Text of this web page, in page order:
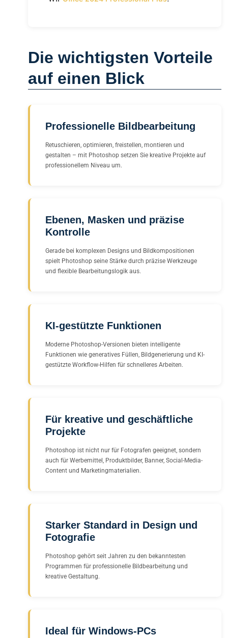
Die wichtigsten Vorteile
auf einen Blick
Professionelle Bildbearbeitung
Retuschieren, optimieren, freistellen, montieren und
gestalten – mit Photoshop setzen Sie kreative Projekte auf
professionellem Niveau um.
Ebenen, Masken und präzise
Kontrolle
Gerade bei komplexen Designs und Bildkompositionen
spielt Photoshop seine Stärke durch präzise Werkzeuge
und flexible Bearbeitungslogik aus.
KI-gestützte Funktionen
Moderne Photoshop-Versionen bieten intelligente
Funktionen wie generatives Füllen, Bildgenerierung und KI-
gestützte Workflow-Hilfen für schnelleres Arbeiten.
Für kreative und geschäftliche
Projekte
Photoshop ist nicht nur für Fotografen geeignet, sondern
auch für Werbemittel, Produktbilder, Banner, Social-Media-
Content und Marketingmaterialien.
Starker Standard in Design und
Fotografie
Photoshop gehört seit Jahren zu den bekanntesten
Programmen für professionelle Bildbearbeitung und
kreative Gestaltung.
Ideal für Windows-PCs